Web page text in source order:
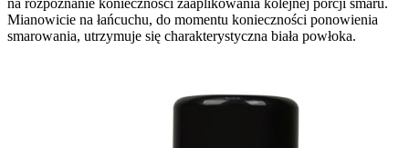
na rozpoznanie konieczności zaaplikowania kolejnej porcji smaru.
Mianowicie na łańcuchu, do momentu konieczności ponowienia
smarowania, utrzymuje się charakterystyczna biała powłoka.